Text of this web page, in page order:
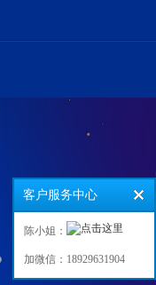
客户服务中心
陈小姐：
加微信：18929631904